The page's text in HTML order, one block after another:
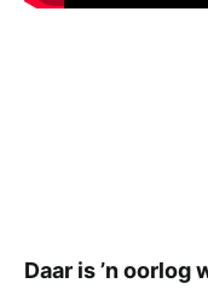
Daar is ’n